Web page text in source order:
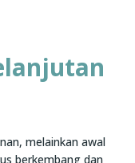
melainkan awal
berkembang dan